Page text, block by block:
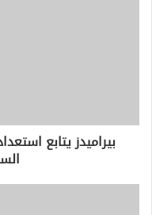
ر
بيراميدز يتابع